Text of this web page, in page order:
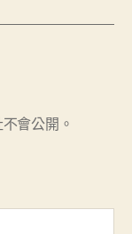
會公開。